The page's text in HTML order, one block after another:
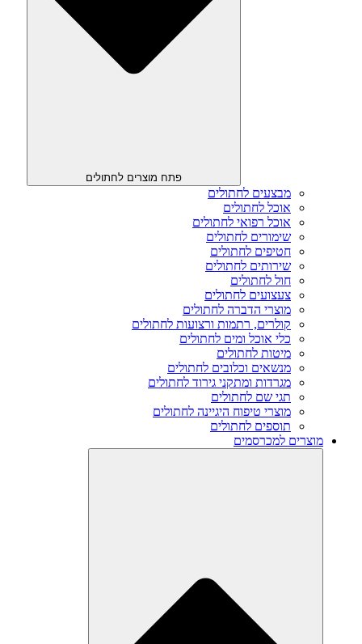
פתח מוצרים לחתולים
מבצעים לחתולים
אוכל לחתולים
אוכל רפואי לחתולים
שימורים לחתולים
חטיפים לחתולים
שירותים לחתולים
חול לחתולים
צעצועים לחתולים
מוצרי הדברה לחתולים
קולרים, רתמות ורצועות לחתולים
כלי אוכל ומים לחתולים
מיטות לחתולים
מנשאים וכלובים לחתולים
מגרדות ומתקני גירוד לחתולים
תגי שם לחתולים
מוצרי טיפוח היגיינה לחתולים
תוספים לחתולים
מוצרים למכרסמים